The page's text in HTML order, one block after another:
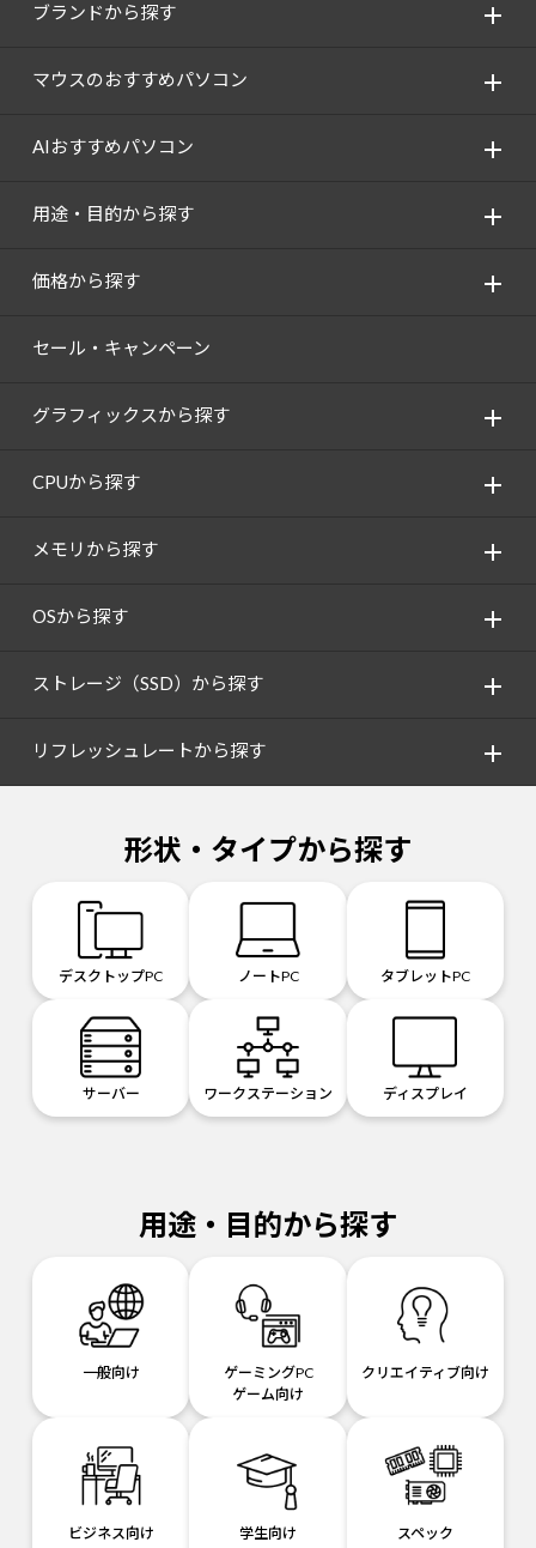
ブランドから探す
マウスのおすすめパソコン
AIおすすめパソコン
用途・目的から探す
価格から探す
セール・キャンペーン
グラフィックスから探す
CPUから探す
メモリから探す
OSから探す
ストレージ（SSD）から探す
リフレッシュレートから探す
形状・タイプから探す
デスクトップPC ノートPC タブレットPC
サーバー ワークステーション ディスプレイ
用途・目的から探す
一般向け
ゲーミングPC
ゲーム向け
クリエイティブ向け
ビジネス向け 学生向け
スペック